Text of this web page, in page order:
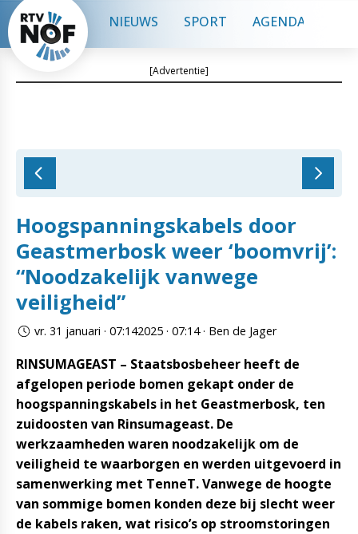
NIEUWS SPORT AGENDA
[Advertentie]
Hoogspanningskabels door
Geastmerbosk weer ‘boomvrij’:
“Noodzakelijk vanwege
veiligheid”
vr. 31 januari · 07:142025 · 07:14 · Ben de Jager
RINSUMAGEAST – Staatsbosbeheer heeft de
afgelopen periode bomen gekapt onder de
hoogspanningskabels in het Geastmerbosk, ten
zuidoosten van Rinsumageast. De
werkzaamheden waren noodzakelijk om de
veiligheid te waarborgen en werden uitgevoerd in
samenwerking met TenneT. Vanwege de hoogte
van sommige bomen konden deze bij slecht weer
de kabels raken, wat risico’s op stroomstoringen